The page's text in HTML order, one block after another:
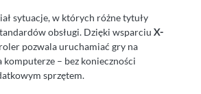
sytuacje, w których różne tytuły
obsługi. Dzięki wsparciu X-
pozwala uruchamiać gry na
komputerze – bez konieczności
sprzętem.